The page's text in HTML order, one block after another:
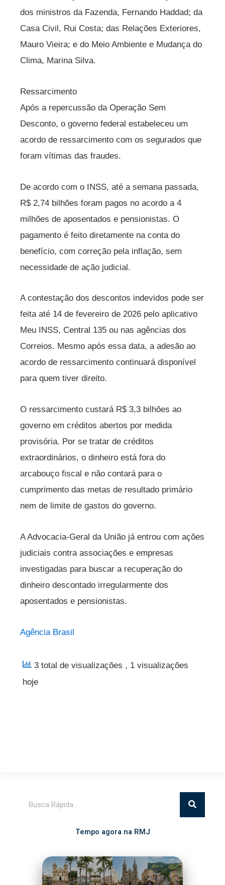
dos ministros da Fazenda, Fernando Haddad; da
Casa Civil, Rui Costa; das Relações Exteriores,
Mauro Vieira; e do Meio Ambiente e Mudança do
Clima, Marina Silva.
Ressarcimento
Após a repercussão da Operação Sem
Desconto, o governo federal estabeleceu um
acordo de ressarcimento com os segurados que
foram vítimas das fraudes.
De acordo com o INSS, até a semana passada,
R$ 2,74 bilhões foram pagos no acordo a 4
milhões de aposentados e pensionistas. O
pagamento é feito diretamente na conta do
benefício, com correção pela inflação, sem
necessidade de ação judicial.
A contestação dos descontos indevidos pode ser
feita até 14 de fevereiro de 2026 pelo aplicativo
Meu INSS, Central 135 ou nas agências dos
Correios. Mesmo após essa data, a adesão ao
acordo de ressarcimento continuará disponível
para quem tiver direito.
O ressarcimento custará R$ 3,3 bilhões ao
governo em créditos abertos por medida
provisória. Por se tratar de créditos
extraordinários, o dinheiro está fora do
arcabouço fiscal e não contará para o
cumprimento das metas de resultado primário
nem de limite de gastos do governo.
A Advocacia-Geral da União já entrou com ações
judiciais contra associações e empresas
investigadas para buscar a recuperação do
dinheiro descontado irregularmente dos
aposentados e pensionistas.
Agência Brasil
3 total de visualizações , 1 visualizações
hoje
Tempo agora na RMJ
Itatiba